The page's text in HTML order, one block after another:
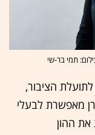
תמי בר-שי
הציבור,
מאפשרת לבעלי
את ההון